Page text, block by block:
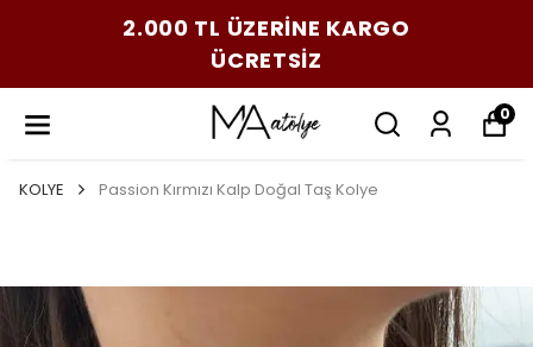
2.000 TL ÜZERİNE KARGO
ÜCRETSİZ
0
KOLYE Passion Kırmızı Kalp Doğal Taş Kolye